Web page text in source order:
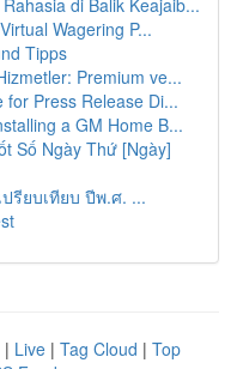
di Balik Keajaib...
Wagering P...
Tipps
Premium ve...
for Press Release Di...
a GM Home B...
Số Ngày Thứ [Ngày]
รียบเทียบ ปีพ.ศ. ...
| Live | Tag Cloud | Top